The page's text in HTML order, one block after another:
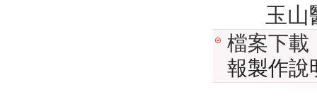
玉山
檔案下載
報製作說